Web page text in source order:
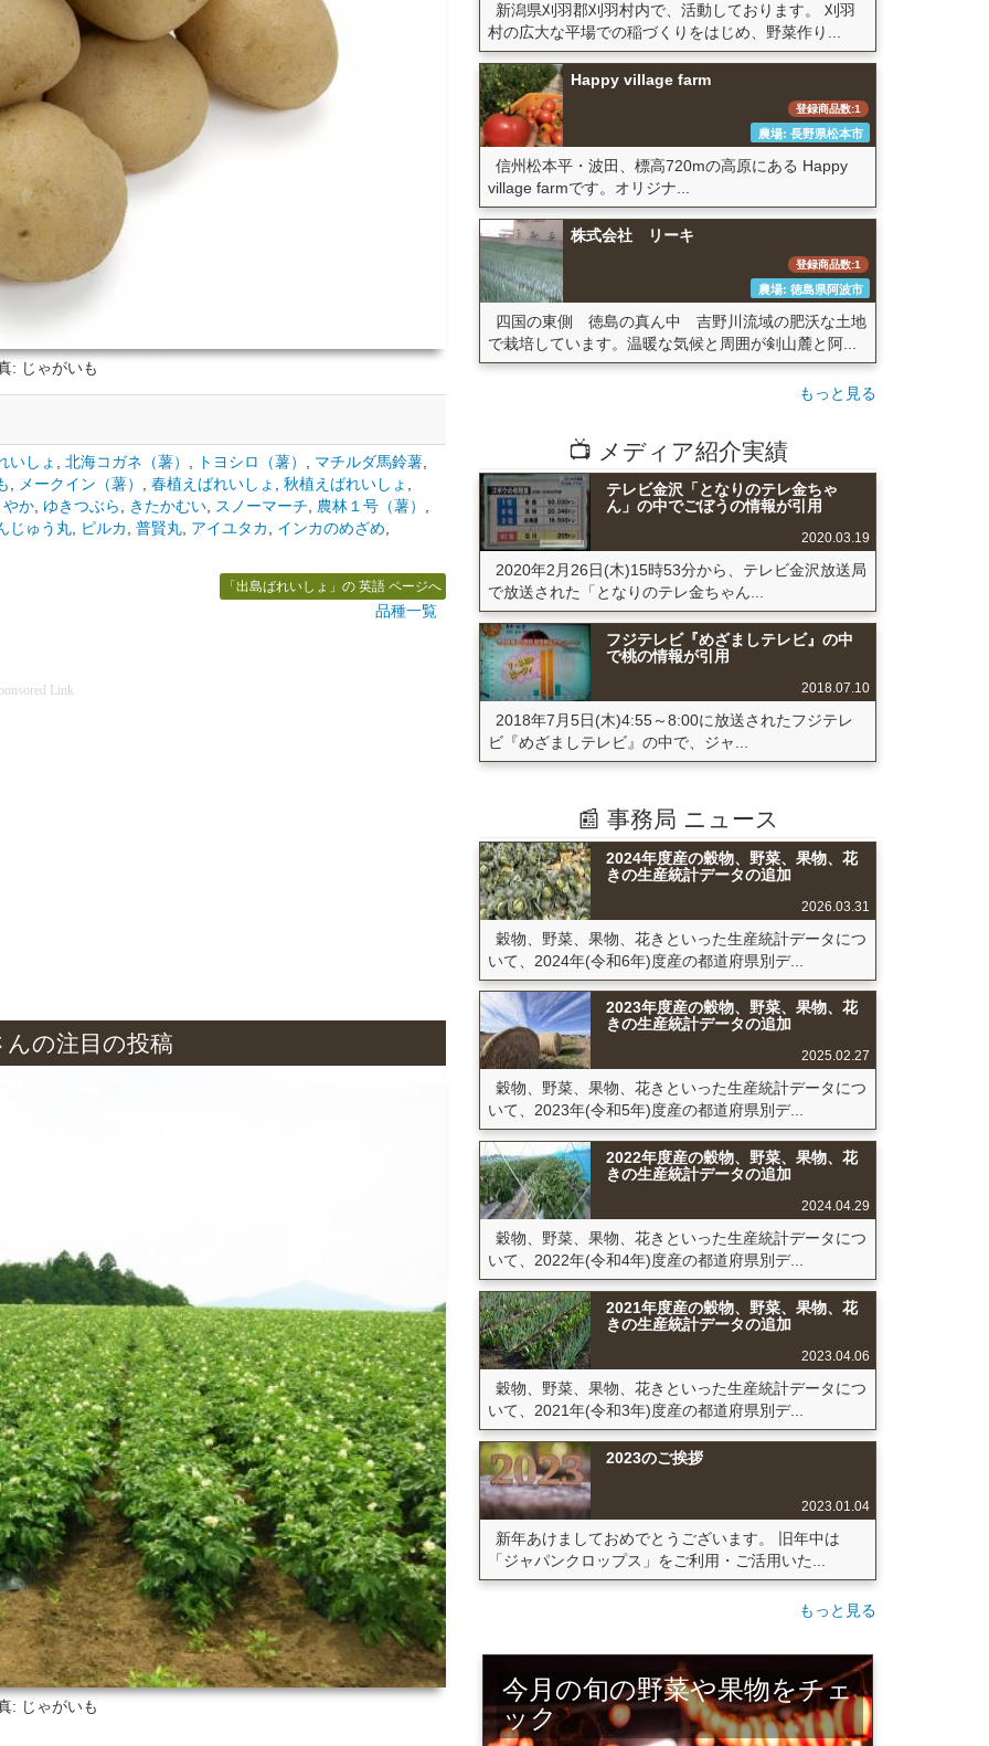
: じゃがいも
いしょ 北海コガネ（薯） トヨシロ（薯） マチルダ馬鈴薯
メークイン（薯） 春植えばれいしょ 秋植えばれいしょ
やか ゆきつぶら きたかむい スノーマーチ 農林１号（薯）
じゅう丸
ピルカ 普賢丸 アイユタカ インカのめざめ
「出島ばれいしょ」の 英語 ページへ
品種一覧
Link
んの注目の投稿
: じゃがいも
新潟県刈羽郡刈羽村内で、活動しております。 刈羽
村の広大な平場での稲づくりをはじめ、野菜作り...
Happy village farm
登録商品数:1
農場: 長野県松本市
信州松本平・波田、標高720mの高原にある Happy
village farmです。オリジナ...
株式会社 リーキ
登録商品数:1
農場: 徳島県阿波市
四国の東側 徳島の真ん中 吉野川流域の肥沃な土地
で栽培しています。温暖な気候と周囲が剣山麓と阿...
もっと見る
📺 メディア紹介実績
テレビ金沢「となりのテレ金ちゃ
ん」の中でごぼうの情報が引用
2020.03.19
2020年2月26日(木)15時53分から、テレビ金沢放送局
で放送された「となりのテレ金ちゃん...
フジテレビ『めざましテレビ』の中
で桃の情報が引用
2018.07.10
2018年7月5日(木)4:55～8:00に放送されたフジテレ
ビ『めざましテレビ』の中で、ジャ...
📰 事務局 ニュース
2024年度産の穀物、野菜、果物、花
きの生産統計データの追加
2026.03.31
穀物、野菜、果物、花きといった生産統計データにつ
いて、2024年(令和6年)度産の都道府県別デ...
2023年度産の穀物、野菜、果物、花
きの生産統計データの追加
2025.02.27
穀物、野菜、果物、花きといった生産統計データにつ
いて、2023年(令和5年)度産の都道府県別デ...
2022年度産の穀物、野菜、果物、花
きの生産統計データの追加
2024.04.29
穀物、野菜、果物、花きといった生産統計データにつ
いて、2022年(令和4年)度産の都道府県別デ...
2021年度産の穀物、野菜、果物、花
きの生産統計データの追加
2023.04.06
穀物、野菜、果物、花きといった生産統計データにつ
いて、2021年(令和3年)度産の都道府県別デ...
2023のご挨拶
2023.01.04
新年あけましておめでとうございます。 旧年中は
「ジャパンクロップス」をご利用・ご活用いた...
もっと見る
今月の旬の野菜や果物をチェ
ック